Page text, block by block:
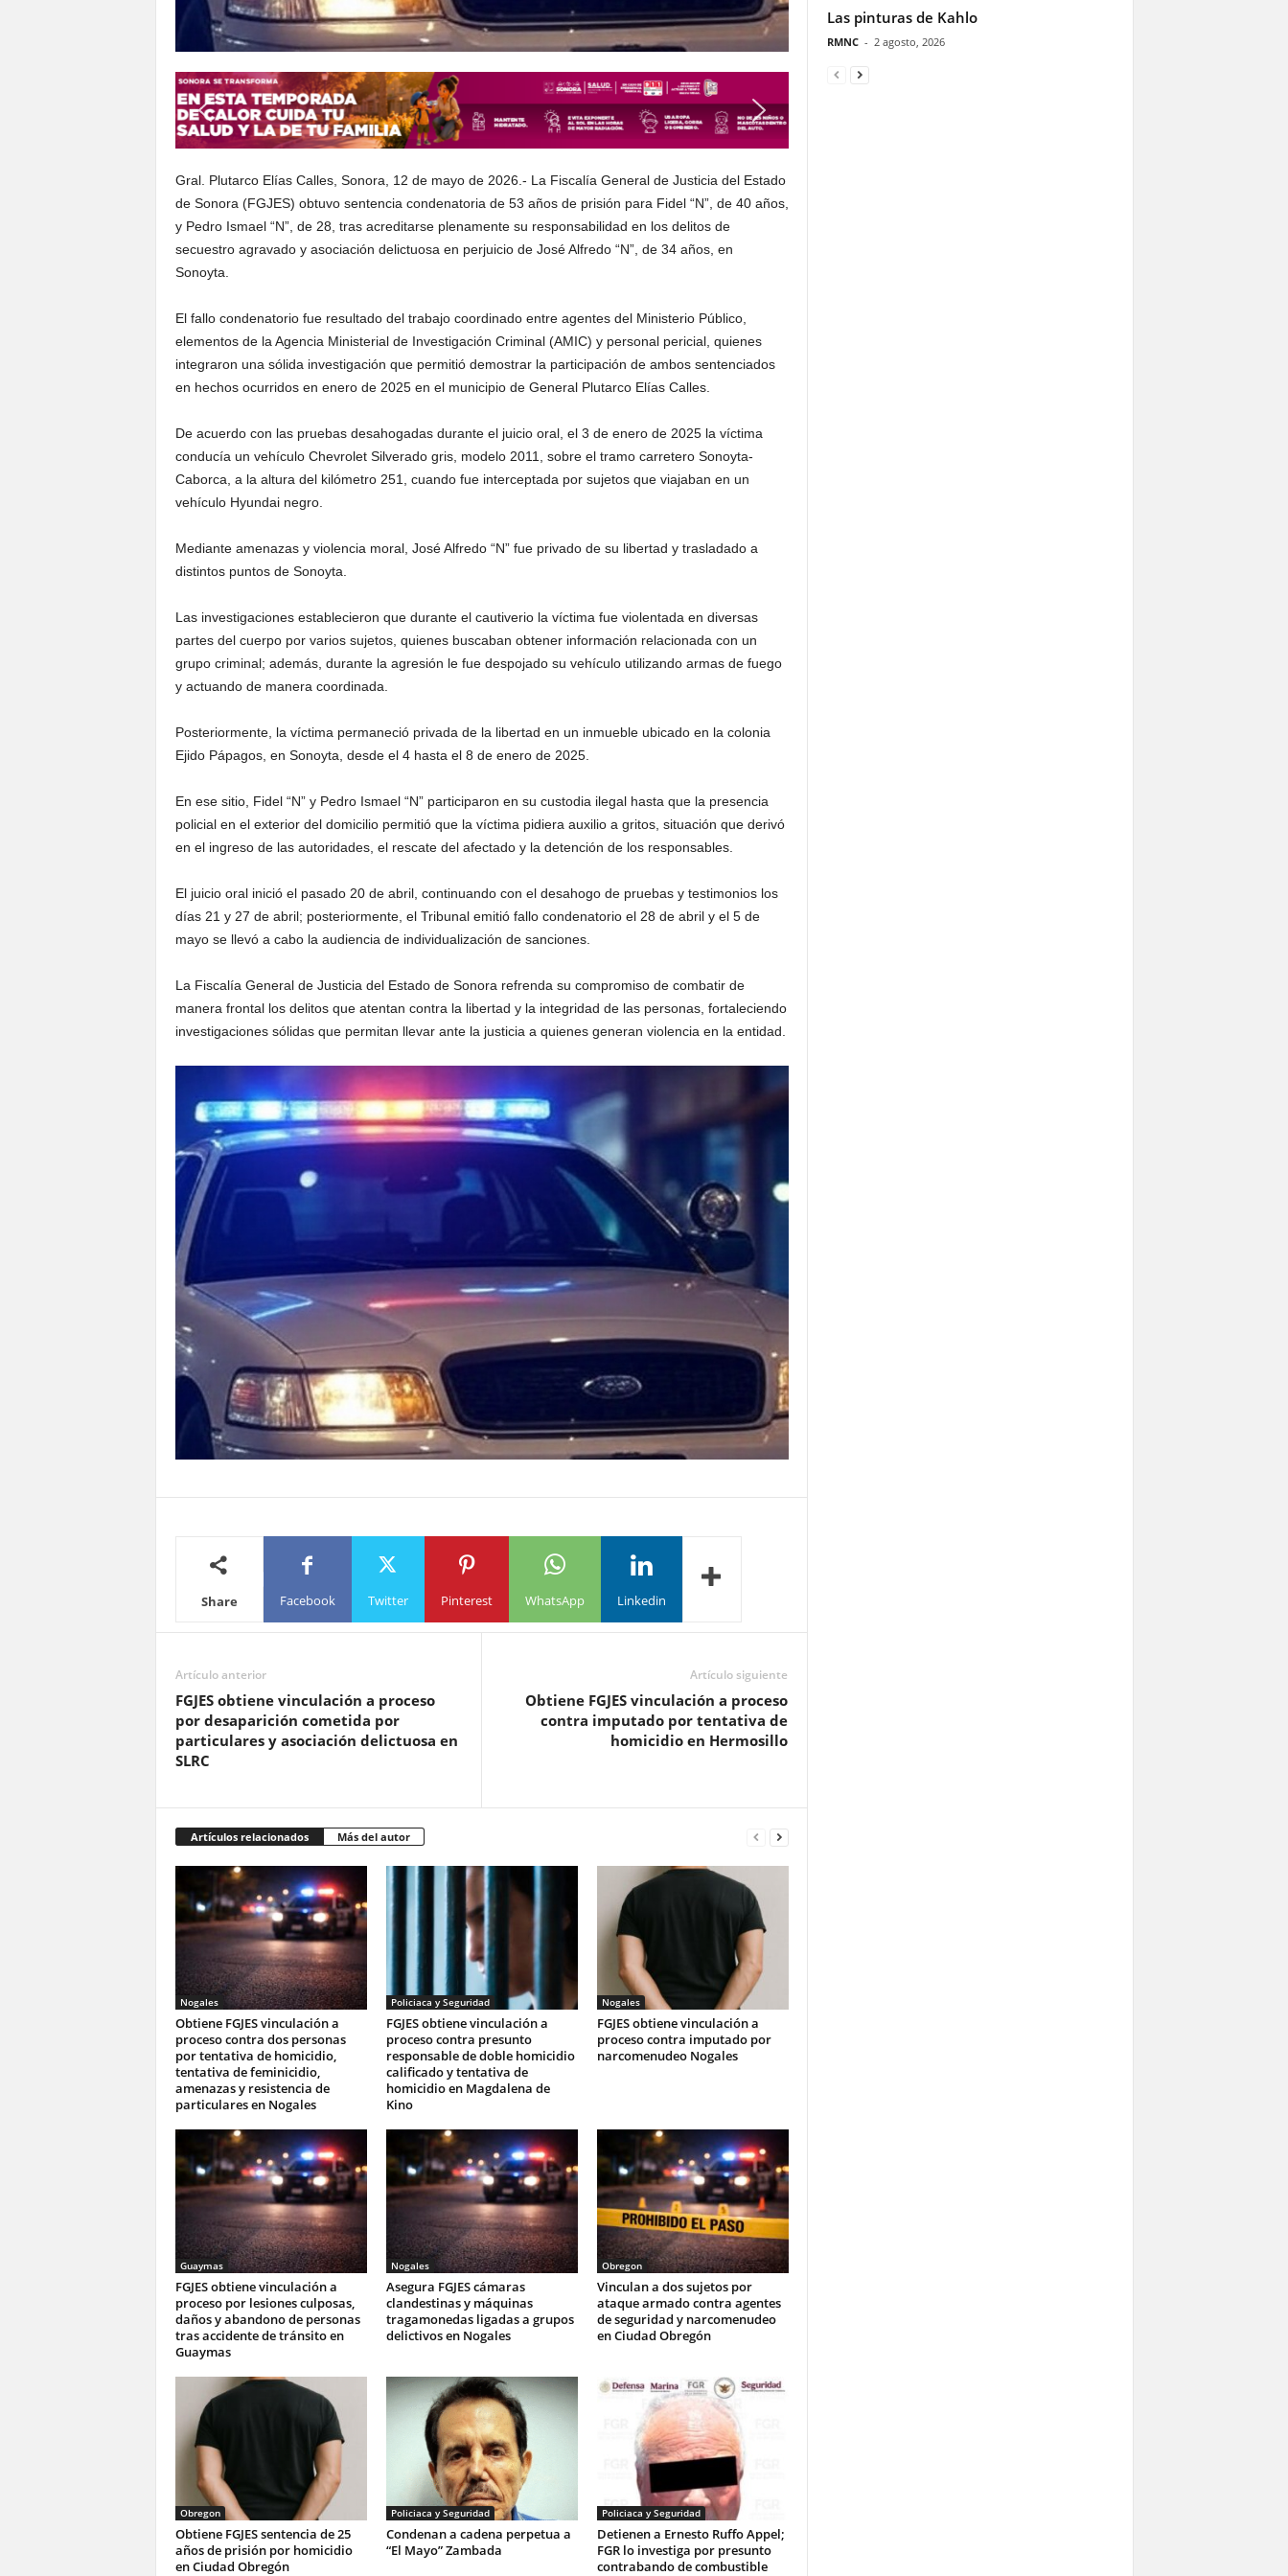
Gral. Plutarco Elías Calles, Sonora, 12 de mayo de 2026.- La Fiscalía General de Justicia del Estado
de Sonora (FGJES) obtuvo sentencia condenatoria de 53 años de prisión para Fidel “N”, de 40 años,
y Pedro Ismael “N”, de 28, tras acreditarse plenamente su responsabilidad en los delitos de
secuestro agravado y asociación delictuosa en perjuicio de José Alfredo “N”, de 34 años, en
Sonoyta.
El fallo condenatorio fue resultado del trabajo coordinado entre agentes del Ministerio Público,
elementos de la Agencia Ministerial de Investigación Criminal (AMIC) y personal pericial, quienes
integraron una sólida investigación que permitió demostrar la participación de ambos sentenciados
en hechos ocurridos en enero de 2025 en el municipio de General Plutarco Elías Calles.
De acuerdo con las pruebas desahogadas durante el juicio oral, el 3 de enero de 2025 la víctima
conducía un vehículo Chevrolet Silverado gris, modelo 2011, sobre el tramo carretero Sonoyta-
Caborca, a la altura del kilómetro 251, cuando fue interceptada por sujetos que viajaban en un
vehículo Hyundai negro.
Mediante amenazas y violencia moral, José Alfredo “N” fue privado de su libertad y trasladado a
distintos puntos de Sonoyta.
Las investigaciones establecieron que durante el cautiverio la víctima fue violentada en diversas
partes del cuerpo por varios sujetos, quienes buscaban obtener información relacionada con un
grupo criminal; además, durante la agresión le fue despojado su vehículo utilizando armas de fuego
y actuando de manera coordinada.
Posteriormente, la víctima permaneció privada de la libertad en un inmueble ubicado en la colonia
Ejido Pápagos, en Sonoyta, desde el 4 hasta el 8 de enero de 2025.
En ese sitio, Fidel “N” y Pedro Ismael “N” participaron en su custodia ilegal hasta que la presencia
policial en el exterior del domicilio permitió que la víctima pidiera auxilio a gritos, situación que derivó
en el ingreso de las autoridades, el rescate del afectado y la detención de los responsables.
El juicio oral inició el pasado 20 de abril, continuando con el desahogo de pruebas y testimonios los
días 21 y 27 de abril; posteriormente, el Tribunal emitió fallo condenatorio el 28 de abril y el 5 de
mayo se llevó a cabo la audiencia de individualización de sanciones.
La Fiscalía General de Justicia del Estado de Sonora refrenda su compromiso de combatir de
manera frontal los delitos que atentan contra la libertad y la integridad de las personas, fortaleciendo
investigaciones sólidas que permitan llevar ante la justicia a quienes generan violencia en la entidad.
Share Facebook Twitter Pinterest WhatsApp Linkedin
Artículo anterior
FGJES obtiene vinculación a proceso
por desaparición cometida por
particulares y asociación delictuosa en
SLRC
Artículo siguiente
Obtiene FGJES vinculación a proceso
contra imputado por tentativa de
homicidio en Hermosillo
Artículos relacionados Más del autor
Nogales
Obtiene FGJES vinculación a
proceso contra dos personas
por tentativa de homicidio,
tentativa de feminicidio,
amenazas y resistencia de
particulares en Nogales
Policiaca y Seguridad
FGJES obtiene vinculación a
proceso contra presunto
responsable de doble homicidio
calificado y tentativa de
homicidio en Magdalena de
Kino
Nogales
FGJES obtiene vinculación a
proceso contra imputado por
narcomenudeo Nogales
Guaymas
FGJES obtiene vinculación a
proceso por lesiones culposas,
daños y abandono de personas
tras accidente de tránsito en
Guaymas
Nogales
Asegura FGJES cámaras
clandestinas y máquinas
tragamonedas ligadas a grupos
delictivos en Nogales
Obregon
Vinculan a dos sujetos por
ataque armado contra agentes
de seguridad y narcomenudeo
en Ciudad Obregón
Obregon
Obtiene FGJES sentencia de 25
años de prisión por homicidio
en Ciudad Obregón
Policiaca y Seguridad
Condenan a cadena perpetua a
“El Mayo” Zambada
Policiaca y Seguridad
Detienen a Ernesto Ruffo Appel;
FGR lo investiga por presunto
contrabando de combustible
Las pinturas de Kahlo
RMNC - 2 agosto, 2026